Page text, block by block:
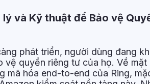
và Kỹ thuật để Bảo vệ
phát triển, người dùng đang
quyền riêng tư của họ. Về mặt
mã hóa end-to-end của Ring,